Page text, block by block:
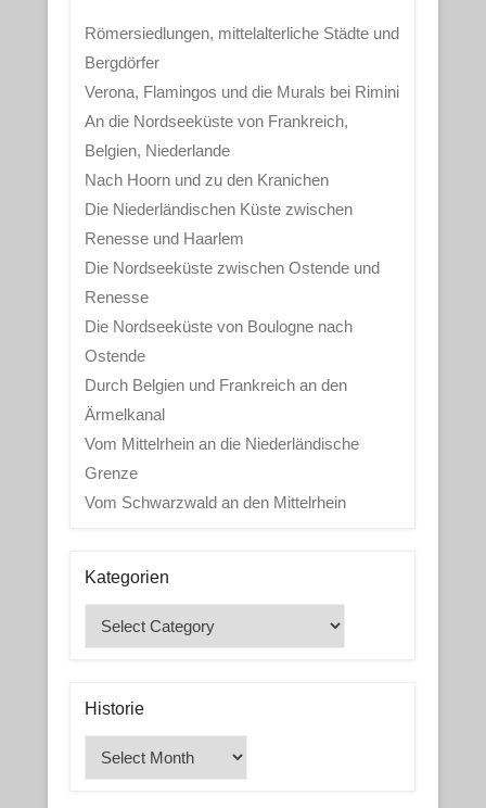
Römersiedlungen, mittelalterliche Städte und
Bergdörfer
Verona, Flamingos und die Murals bei Rimini
An die Nordseeküste von Frankreich,
Belgien, Niederlande
Nach Hoorn und zu den Kranichen
Die Niederländischen Küste zwischen
Renesse und Haarlem
Die Nordseeküste zwischen Ostende und
Renesse
Die Nordseeküste von Boulogne nach
Ostende
Durch Belgien und Frankreich an den
Ärmelkanal
Vom Mittelrhein an die Niederländische
Grenze
Vom Schwarzwald an den Mittelrhein
Kategorien
Kategorien
Historie
Historie